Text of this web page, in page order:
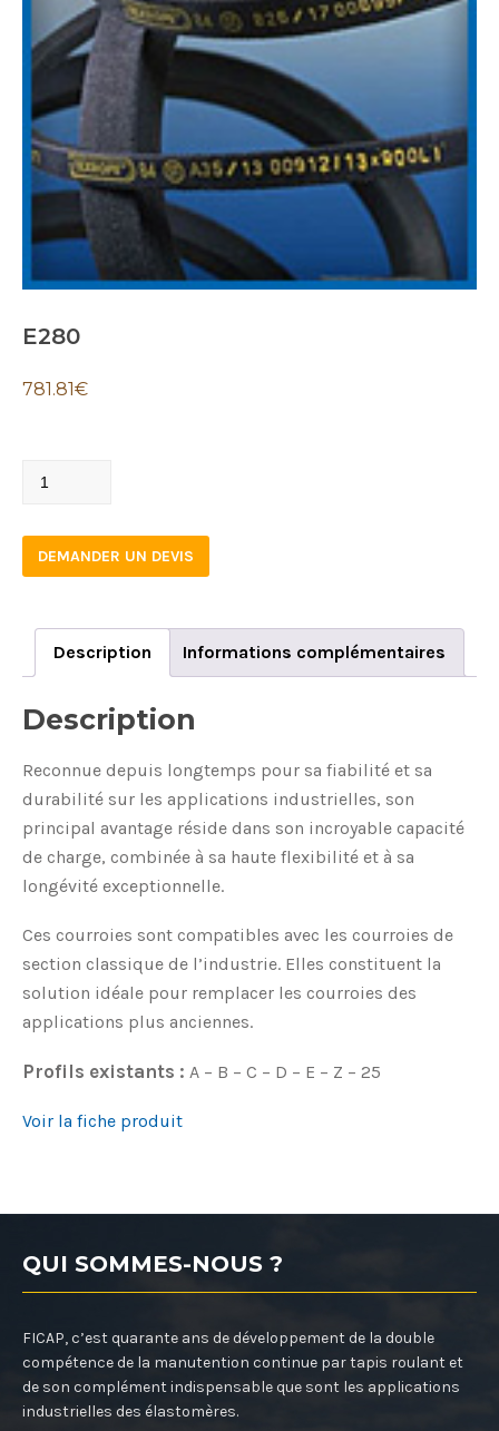
E280
781.81€
E280
DEMANDER UN DEVIS
Description Informations complémentaires
Description
Reconnue depuis longtemps pour sa fiabilité et sa
durabilité sur les applications industrielles, son
principal avantage réside dans son incroyable capacité
de charge, combinée à sa haute flexibilité et à sa
longévité exceptionnelle.
Ces courroies sont compatibles avec les courroies de
section classique de l’industrie. Elles constituent la
solution idéale pour remplacer les courroies des
applications plus anciennes.
Profils existants : A – B – C – D – E – Z – 25
Voir la fiche produit
QUI SOMMES-NOUS ?
FICAP, c’est quarante ans de développement de la double
compétence de la manutention continue par tapis roulant et
de son complément indispensable que sont les applications
industrielles des élastomères.